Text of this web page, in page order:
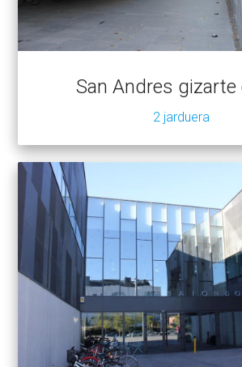
San Andres gizarte
2 jarduera